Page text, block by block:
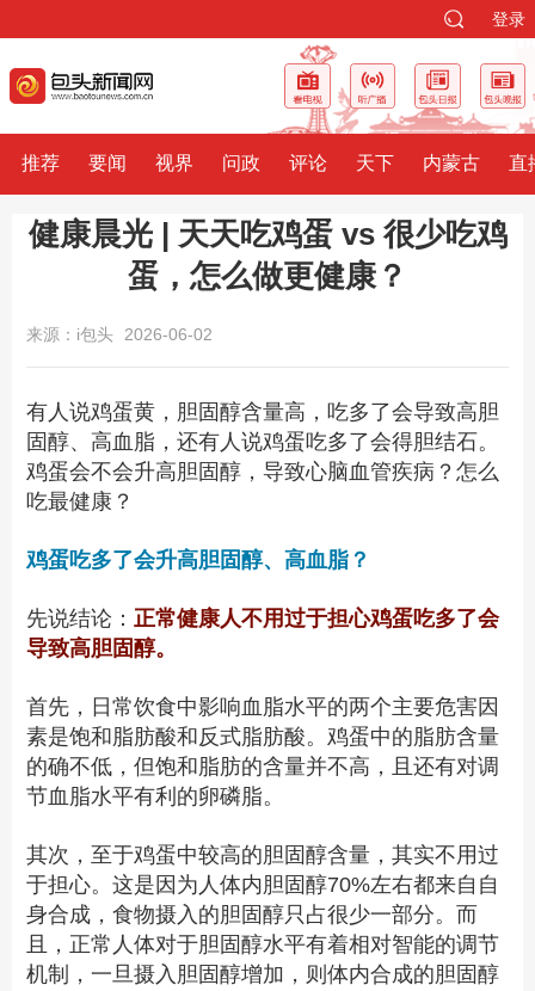
登录
推荐 要闻 视界 问政 评论 天下 内蒙古 直
健康晨光 | 天天吃鸡蛋 vs 很少吃鸡
蛋，怎么做更健康？
来源：i包头 2026-06-02
有人说鸡蛋黄，胆固醇含量高，吃多了会导致高胆
固醇、高血脂，还有人说鸡蛋吃多了会得胆结石。
鸡蛋会不会升高胆固醇， 导致心脑血管疾病？怎么
吃最健康？
鸡蛋吃多了会升高胆固醇、高血脂？
先说结论： 正常健康人不用过于担心鸡蛋吃多了会
导致高胆固醇。
首先，日常饮食中影响血脂水平的两个主要危害因
素是饱和脂肪酸和反式脂肪酸。鸡蛋中的脂肪含量
的确不低，但饱和脂肪的含量并不高，且还有对调
节血脂水平有利的卵磷脂。
其次，至于鸡蛋中较高的胆固醇含量，其实不用过
于担心。这是因为人体内胆固醇70%左右都来自自
身合成，食物摄入的胆固醇只占很少一部分。而
且，正常人体对于胆固醇水平有着相对智能的调节
机制，一旦摄入胆固醇增加，则体内合成的胆固醇